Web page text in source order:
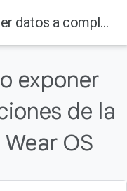
(Obsoleto) Cómo exponer datos a complicaciones de la cara de reloj en Wear OS
exponer
de la
OS